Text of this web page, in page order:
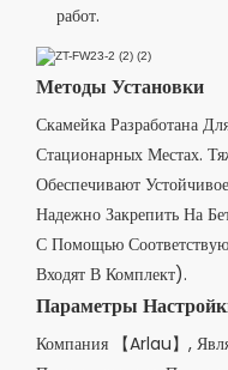
работ.
Методы Установки
Скамейка Разработана
Стационарных Местах.
Обеспечивают
Надежно Закрепить На
С Помощью
Входят В Комплект).
Параметры
Компания 【Arlau】,